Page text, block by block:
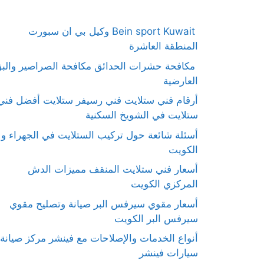
Bein sport Kuwait وكيل بي ان سبورت
المنطقة العاشرة
مكافحة حشرات الحدائق مكافحة الصراصير
العارضية
أرقام فني ستلايت فني رسيفر ستلايت أفضل
ستلايت في الشويخ السكنية
أسئلة شائعة حول تركيب الستلايت في الجهراء و
الكويت
أسعار فني ستلايت المنقف مميزات الدش
المركزي الكويت
أسعار مقوي سيرفس البر صيانة وتصليح مقوي
سيرفس البر الكويت
أنواع الخدمات والإصلاحات مع فينشر مركز صيانة
سيارات فينشر